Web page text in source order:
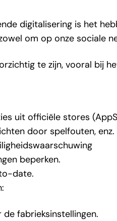
digitalisering is het
om op onze sociale
te zijn, vooral bij
uit officiële stores
door spelfouten,
beperken.
date.
de fabrieksinstellingen.